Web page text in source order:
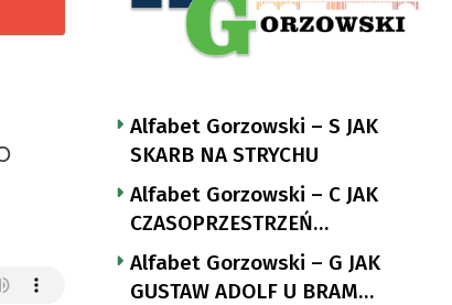
Alfabet Gorzowski – S JAK
SKARB NA STRYCHU
Alfabet Gorzowski – C JAK
CZASOPRZESTRZEŃ
NUTTGENSA
Alfabet Gorzowski – G JAK
GUSTAW ADOLF U BRAM